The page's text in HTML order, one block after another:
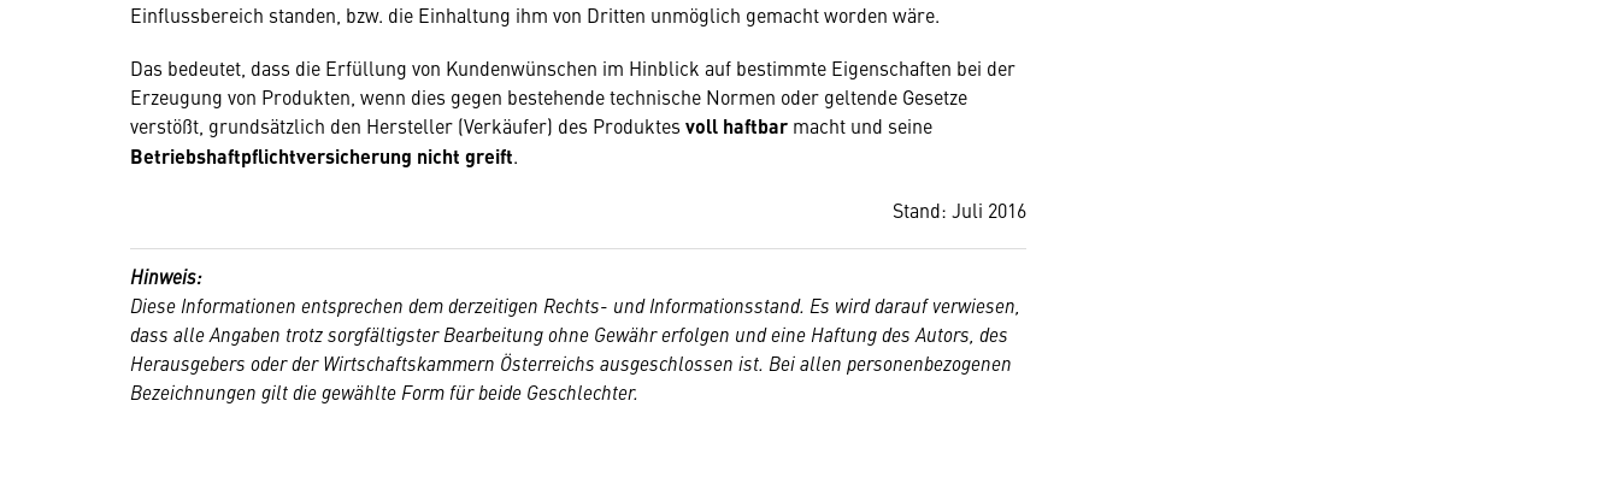
Einflussbereich standen, bzw. die Einhaltung ihm von Dritten unmöglich gemacht worden wäre.
Das bedeutet, dass die Erfüllung von Kundenwünschen im Hinblick auf bestimmte Eigenschaften bei der
Erzeugung von Produkten, wenn dies gegen bestehende technische Normen oder geltende Gesetze
verstößt, grundsätzlich den Hersteller (Verkäufer) des Produktes voll haftbar macht und seine
Betriebshaftpflichtversicherung nicht greift.
Stand: Juli 2016
Hinweis:
Diese Informationen entsprechen dem derzeitigen Rechts- und Informationsstand. Es wird darauf verwiesen,
dass alle Angaben trotz sorgfältigster Bearbeitung ohne Gewähr erfolgen und eine Haftung des Autors, des
Herausgebers oder der Wirtschaftskammern Österreichs ausgeschlossen ist. Bei allen personenbezogenen
Bezeichnungen gilt die gewählte Form für beide Geschlechter.